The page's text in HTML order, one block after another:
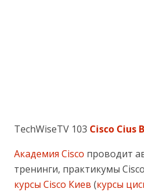
TechWiseTV 103 Cisco Cius
Академия Cisco проводит
тренинги, практикумы
курсы Cisco Киев (курсы